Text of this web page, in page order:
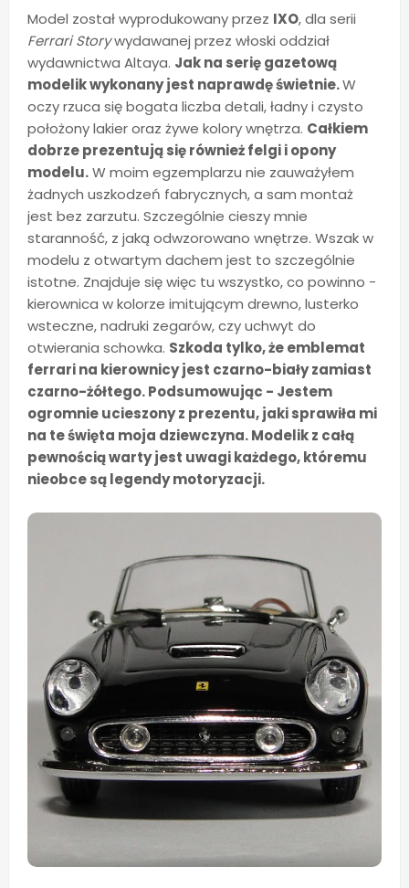
Model został wyprodukowany przez IXO, dla serii
Ferrari Storywydawanej przez włoski oddział
wydawnictwa Altaya. Jak na serię gazetową
modelik wykonany jest naprawdę świetnie.W
oczy rzuca się bogata liczba detali, ładny i czysto
położony lakier oraz żywe kolory wnętrza. Całkiem
dobrze prezentują się również felgi i opony
modelu.W moim egzemplarzu nie zauważyłem
żadnych uszkodzeń fabrycznych, a sam montaż
jest bez zarzutu. Szczególnie cieszy mnie
staranność, z jaką odwzorowano wnętrze. Wszak w
modelu z otwartym dachem jest to szczególnie
istotne. Znajduje się więc tu wszystko, co powinno -
kierownica w kolorze imitującym drewno, lusterko
wsteczne, nadruki zegarów, czy uchwyt do
otwierania schowka. Szkoda tylko, że emblemat
ferrari na kierownicy jest czarno-biały zamiast
czarno-żółtego. Podsumowując - Jestem
ogromnie ucieszony z prezentu, jaki sprawiła mi
na te święta moja dziewczyna. Modelik z całą
pewnością warty jest uwagi każdego, któremu
nieobce są legendy motoryzacji.